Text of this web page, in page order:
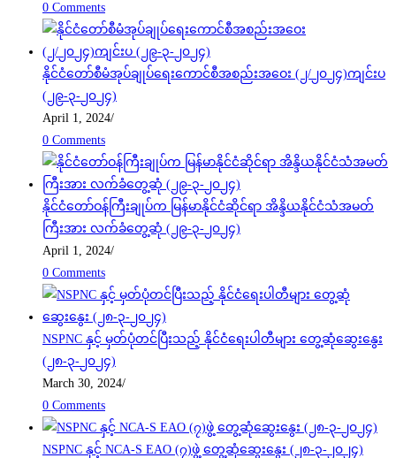
0 Comments
နိုင်ငံတော်စီမံအုပ်ချုပ်ရေးကောင်စီအစည်းအဝေး (၂/၂၀၂၄)ကျင်းပ
(၂၉-၃-၂၀၂၄)
April 1, 2024/
0 Comments
နိုင်ငံတော်ဝန်ကြီးချုပ်က မြန်မာနိုင်ငံဆိုင်ရာ အိန္ဒိယနိုင်ငံသံအမတ်
ကြီးအား လက်ခံတွေ့ဆုံ (၂၉-၃-၂၀၂၄)
April 1, 2024/
0 Comments
NSPNC နှင့် မှတ်ပုံတင်ပြီးသည့် နိုင်ငံရေးပါတီများ တွေ့ဆုံဆွေးနွေး
(၂၈-၃-၂၀၂၄)
March 30, 2024/
0 Comments
NSPNC နှင့် NCA-S EAO (၇)ဖွဲ့ တွေ့ဆုံဆွေးနွေး (၂၈-၃-၂၀၂၄)